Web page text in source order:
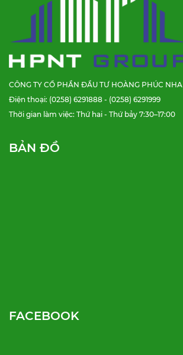
CÔNG TY CỔ PHẦN ĐẦU TƯ HOÀNG PHÚC
Điện thoại: (0258) 6291888 - (0258) 6291999
Thời gian làm việc: Thứ hai - Thứ bảy 7:30–17:00
BẢN ĐỒ
FACEBOOK